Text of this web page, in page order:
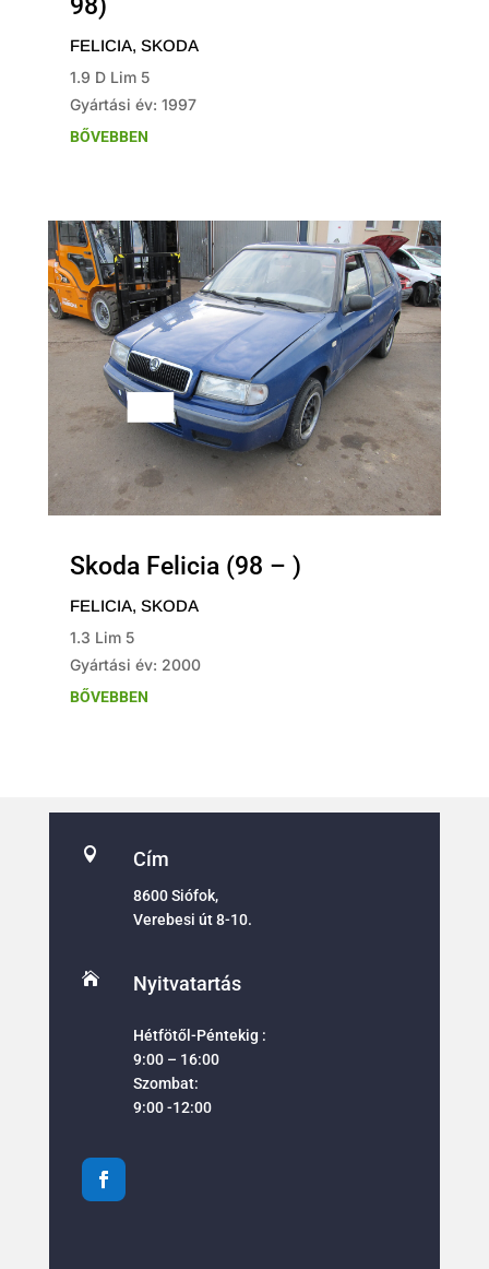
FELICIA, SKODA
1.9 D Lim 5
Gyártási év: 1997
BŐVEBBEN
Skoda Felicia (98 – )
FELICIA, SKODA
1.3 Lim 5
Gyártási év: 2000
BŐVEBBEN
 Cím
8600 Siófok,
Verebesi út 8-10.
 Nyitvatartás
Hétfötől-Péntekig :
9:00 – 16:00
Szombat:
9:00 -12:00